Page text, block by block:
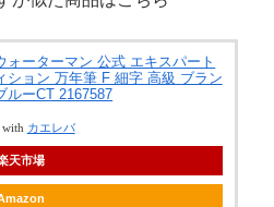
ォーターマン 公式 エキスパート
ション 万年筆 F 細字 高級 ブラン
ルーCT 2167587
with カエレバ
天市場